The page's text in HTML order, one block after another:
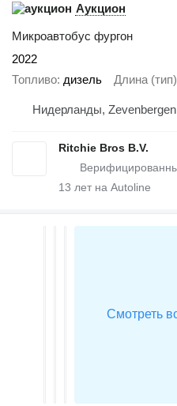
Аукцион
Микроавтобус фургон
2022
Топливо дизель Длина (тип)
Нидерланды, Zevenbergen
Ritchie Bros B.V.
13 лет на Autoline